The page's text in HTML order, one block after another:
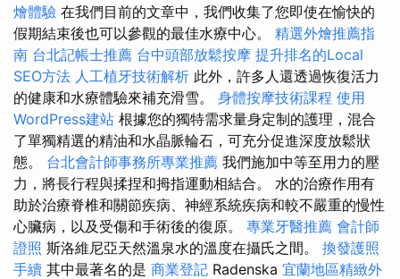
燴體驗 在我們目前的文章中，我們收集了您即使在愉快的
假期結束後也可以參觀的最佳水療中心。 精選外燴推薦指
南 台北記帳士推薦 台中頭部放鬆按摩 提升排名的Local
SEO方法 人工植牙技術解析 此外，許多人還透過恢復活力
的健康和水療體驗來補充滑雪。 身體按摩技術課程 使用
WordPress建站 根據您的獨特需求量身定制的護理，混合
了單獨精選的精油和水晶脈輪石，可充分促進深度放鬆狀
態。 台北會計師事務所專業推薦 我們施加中等至用力的壓
力，將長行程與揉捏和拇指運動相結合。 水的治療作用有
助於治療脊椎和關節疾病、神經系統疾病和較不嚴重的慢性
心臟病，以及受傷和手術後的復原。 專業牙醫推薦 會計師
證照 斯洛維尼亞天然溫泉水的溫度在攝氏之間。 換發護照
手續 其中最著名的是 商業登記 Radenska 宜蘭地區精緻外